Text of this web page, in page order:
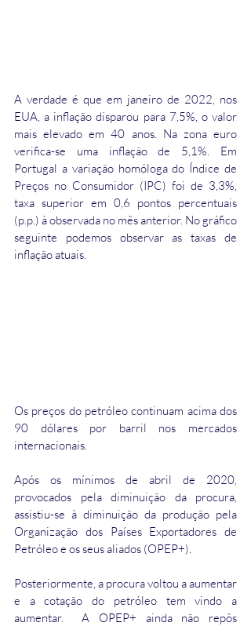
A verdade é que em janeiro de 2022, nos
EUA, a inflação disparou para 7,5%, o valor
mais elevado em 40 anos. Na zona euro
verifica-se uma inflação de 5,1%. Em
Portugal a variação homóloga do Índice de
Preços no Consumidor (IPC) foi de 3,3%,
taxa superior em 0,6 pontos percentuais
(p.p.) à observada no mês anterior. No gráfico
seguinte podemos observar as taxas de
inflação atuais.
Os preços do petróleo continuam acima dos
90 dólares por barril nos mercados
internacionais.
Após os mínimos de abril de 2020,
provocados pela diminuição da procura,
assistiu-se à diminuição da produção pela
Organização dos Países Exportadores de
Petróleo e os seus aliados (OPEP+).
Posteriormente, a procura voltou a aumentar
e a cotação do petróleo tem vindo a
aumentar.  A OPEP+ ainda não repôs